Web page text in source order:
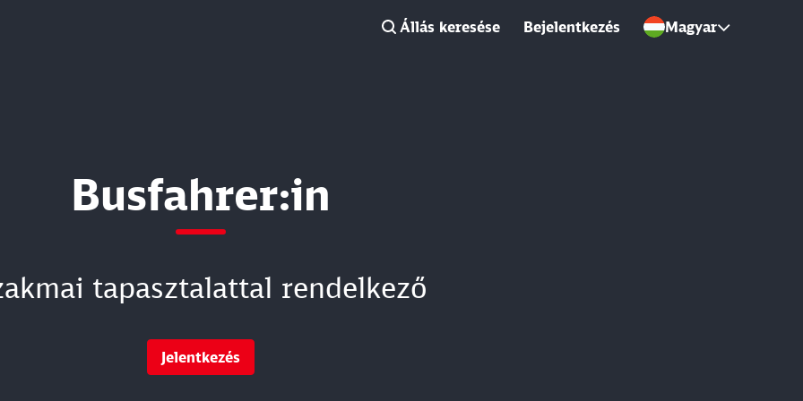
Állás keresése Bejelentkezés Magyar
Busfahrer:in
tapasztalattal rendelkező
Jelentkezés